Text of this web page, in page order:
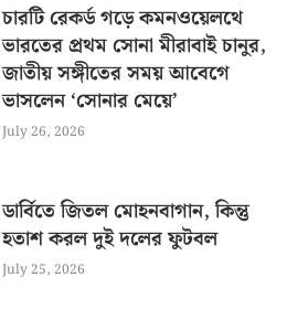
চারটি রেকর্ড গড়ে কমনওয়েলথে
ভারতের প্রথম সোনা মীরাবাই চানুর,
জাতীয় সঙ্গীতের সময় আবেগে
ভাসলেন ‘সোনার মেয়ে’
July 26, 2026
ডার্বিতে জিতল মোহনবাগান, কিন্তু
হতাশ করল দুই দলের ফুটবল
July 25, 2026